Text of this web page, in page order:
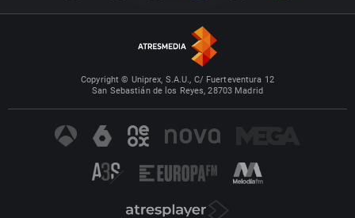
Copyright © Uniprex, S.A.U., C/ Fuerteventura 12
San Sebastián de los Reyes, 28703 Madrid